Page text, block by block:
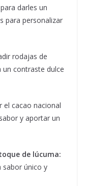
darles un
para personalizar
rodajas de
contraste dulce
el cacao nacional
y aportar un
de lúcuma:
sabor único y